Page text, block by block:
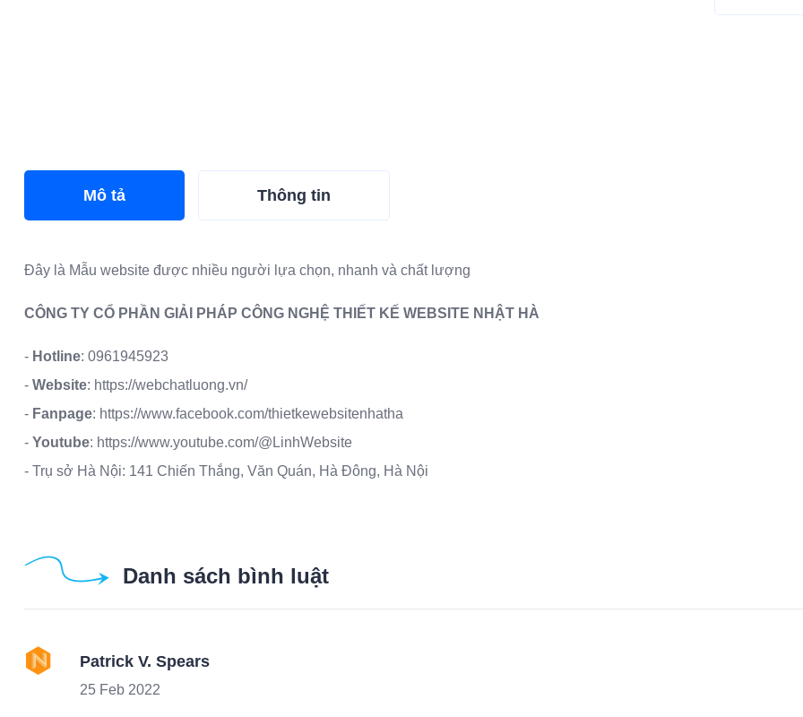
Mô tả Thông tin
Đây là Mẫu website được nhiều người lựa chọn, nhanh và chất lượng
CÔNG TY CỔ PHẦN GIẢI PHÁP CÔNG NGHỆ THIẾT KẾ WEBSITE NHẬT HÀ
- Hotline: 0961945923
- Website: https://webchatluong.vn/
- Fanpage: https://www.facebook.com/thietkewebsitenhatha
- Youtube: https://www.youtube.com/@LinhWebsite
- Trụ sở Hà Nội: 141 Chiến Thắng, Văn Quán, Hà Đông, Hà Nội
Danh sách bình luật
Patrick V. Spears
25 Feb 2022